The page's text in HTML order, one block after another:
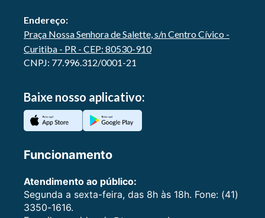
Endereço:
Praça Nossa Senhora de Salette, s/n Centro Cívico -
Curitiba - PR - CEP: 80530-910
CNPJ: 77.996.312/0001-21
Baixe nosso aplicativo:
Funcionamento
Atendimento ao público:
Segunda a sexta-feira, das 8h às 18h. Fone: (41)
3350-1616.